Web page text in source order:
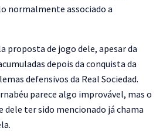
normalmente associado a
proposta de jogo dele, apesar da
depois da conquista da
defensivos da Real Sociedad.
parece algo improvável, mas o
dele ter sido mencionado já chama